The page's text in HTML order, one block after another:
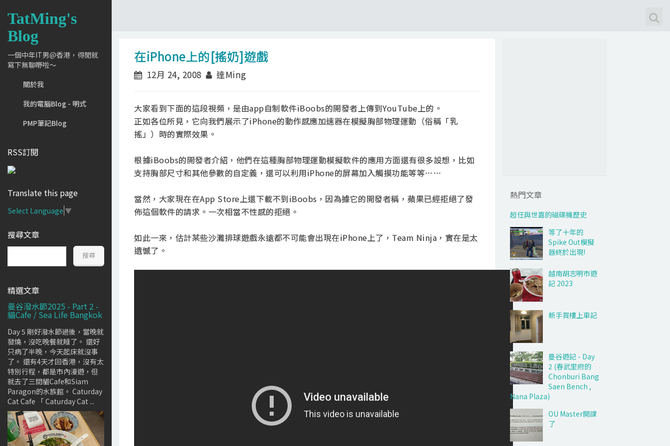
TatMing's
Blog
一個中年IT男@香港，得閒就
寫下無聊嘢啦～
關於我
我的電腦Blog - 明式
PMP筆記Blog
RSS訂閱
Translate this page
Select Language ▼
搜尋文章
精選文章
曼谷潑水節2025 - Part 2 -
貓Cafe / Sea Life Bangkok
Day 5 剛好潑水節過後，當晚就
發燒，沒吃晚餐就睡了。 還好
只病了半晚，今天起床就沒事
了。 還有4天才回香港，沒有太
特別行程，都是市內漫遊，但
就去了三間貓Cafe和Siam
Paragon的水族館。 Caturday
Cat Cafe 「 Caturday Cat ...
在iPhone上的[搖奶]遊戲
12月 24, 2008 達Ming
大家看到下面的這段視頻，是由app自制軟件iBoobs的開發者上傳到YouTube上的。
正如各位所見，它向我們展示了iPhone的動作感應加速器在模擬胸部物理運動（俗稱「乳
搖」）時的實際效果。
根據iBoobs的開發者介紹，他們在這種胸部物理運動模擬軟件的應用方面還有很多設想，比如
支持胸部尺寸和其他參數的自定義，還可以利用iPhone的屏幕加入觸摸功能等等……
當然，大家現在在App Store上還下載不到iBoobs，因為據它的開發者稱，蘋果已經拒絕了發
佈這個軟件的請求。一次相當不性感的拒絕。
如此一來，估計某些沙灘排球遊戲永遠都不可能會出現在iPhone上了，Team Ninja，實在是太
遺憾了。
熱門文章
超任與世嘉的磁碟機歷史
等了十年的
Spike Out模擬
器終於出現!
越南胡志明市遊
記 2023
新手買樓上車記
曼谷遊記 - Day
2 (春武里府的
Chonburi Bang
Saen Bench ,
Nana Plaza)
OU Master開課
了